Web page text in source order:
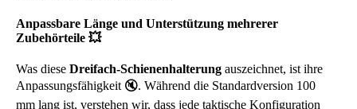
Anpassbare Länge und Unterstützung mehrerer
Zubehörteile 💥
Was diese Dreifach-Schienenhalterung auszeichnet, ist ihre
Anpassungsfähigkeit 🔇. Während die Standardversion 100
mm lang ist, verstehen wir, dass jede taktische Konfiguration